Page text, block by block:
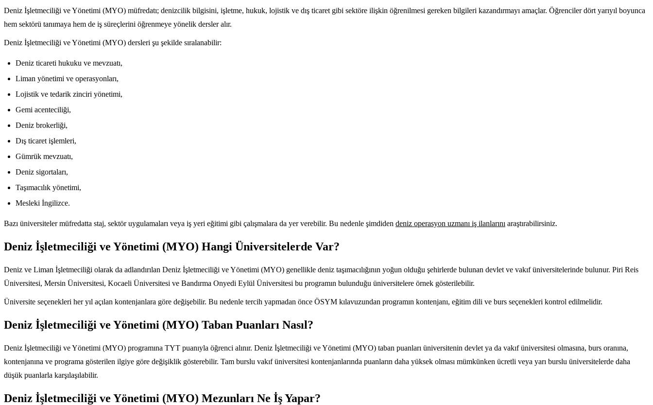
Deniz İşletmeciliği ve Yönetimi (MYO) müfredatı; denizcilik bilgisini, işletme, hukuk, lojistik ve dış ticaret gibi sektöre ilişkin öğrenilmesi gereken bilgileri kazandırmayı amaçlar. Öğrenciler dört yarıyıl boyunca
hem sektörü tanımaya hem de iş süreçlerini öğrenmeye yönelik dersler alır.
Deniz İşletmeciliği ve Yönetimi (MYO) dersleri şu şekilde sıralanabilir:
Deniz ticareti hukuku ve mevzuatı,
Liman yönetimi ve operasyonları,
Lojistik ve tedarik zinciri yönetimi,
Gemi acenteciliği,
Deniz brokerliği,
Dış ticaret işlemleri,
Gümrük mevzuatı,
Deniz sigortaları,
Taşımacılık yönetimi,
Mesleki İngilizce.
Bazı üniversiteler müfredatta staj, sektör uygulamaları veya iş yeri eğitimi gibi çalışmalara da yer verebilir. Bu nedenle şimdiden deniz operasyon uzmanı iş ilanlarını araştırabilirsiniz.
Deniz İşletmeciliği ve Yönetimi (MYO) Hangi Üniversitelerde Var?
Deniz ve Liman İşletmeciliği olarak da adlandırılan Deniz İşletmeciliği ve Yönetimi (MYO) genellikle deniz taşımacılığının yoğun olduğu şehirlerde bulunan devlet ve vakıf üniversitelerinde bulunur. Piri Reis
Üniversitesi, Mersin Üniversitesi, Kocaeli Üniversitesi ve Bandırma Onyedi Eylül Üniversitesi bu programın bulunduğu üniversitelere örnek gösterilebilir.
Üniversite seçenekleri her yıl açılan kontenjanlara göre değişebilir. Bu nedenle tercih yapmadan önce ÖSYM kılavuzundan programın kontenjanı, eğitim dili ve burs seçenekleri kontrol edilmelidir.
Deniz İşletmeciliği ve Yönetimi (MYO) Taban Puanları Nasıl?
Deniz İşletmeciliği ve Yönetimi (MYO) programına TYT puanıyla öğrenci alınır. Deniz İşletmeciliği ve Yönetimi (MYO) taban puanları üniversitenin devlet ya da vakıf üniversitesi olmasına, burs oranına,
kontenjanına ve programa gösterilen ilgiye göre değişiklik gösterebilir. Tam burslu vakıf üniversitesi kontenjanlarında puanların daha yüksek olması mümkünken ücretli veya yarı burslu üniversitelerde daha
düşük puanlarla karşılaşılabilir.
Deniz İşletmeciliği ve Yönetimi (MYO) Mezunları Ne İş Yapar?